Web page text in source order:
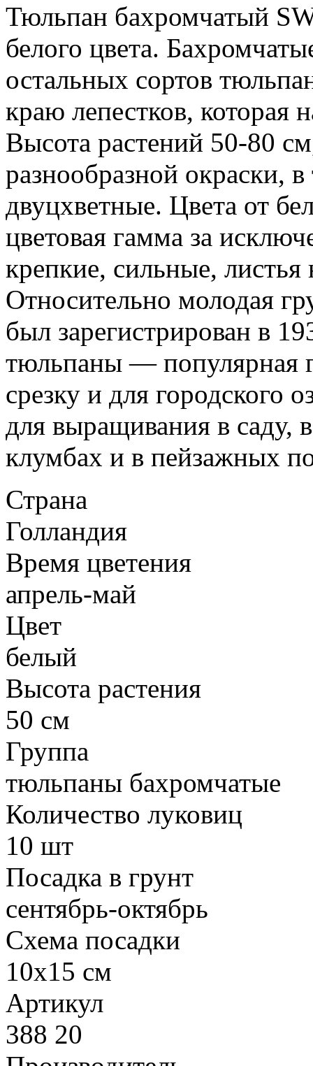
Тюльпан бахромчатый
белого цвета.
остальных сортов
краю лепестков, которая
Высота растений 50-80
разнообразной окраски,
двуцхветные. Цвета от
цветовая гамма за
крепкие, сильные,
Относительно молодая
был зарегистрирован в
тюльпаны — популярная
срезку и для городского
для выращивания в саду,
клумбах и в пейзажных
Страна
Голландия
Время цветения
апрель-май
Цвет
белый
Высота растения
50 см
Группа
тюльпаны бахромчатые
Количество луковиц
10 шт
Посадка в грунт
сентябрь-октябрь
Схема посадки
10х15 см
Артикул
388 20